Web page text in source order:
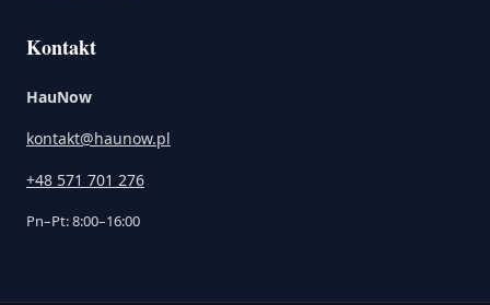
Kontakt
HauNow
kontakt@haunow.pl
+48 571 701 276
Pn–Pt: 8:00–16:00